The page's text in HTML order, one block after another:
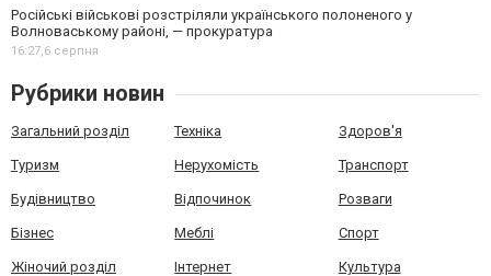
Російські військові розстріляли українського полоненого у
Волноваському районі, — прокуратура
16:27,6 серпня
Рубрики новин
Загальний розділ Техніка Здоров'я
Туризм Нерухомість Транспорт
Будівництво Відпочинок Розваги
Бізнес Меблі Спорт
Жіночий розділ Інтернет Культура